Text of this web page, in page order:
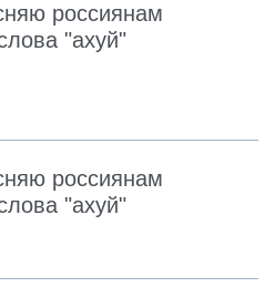
россиянам
"ахуй"
россиянам
"ахуй"